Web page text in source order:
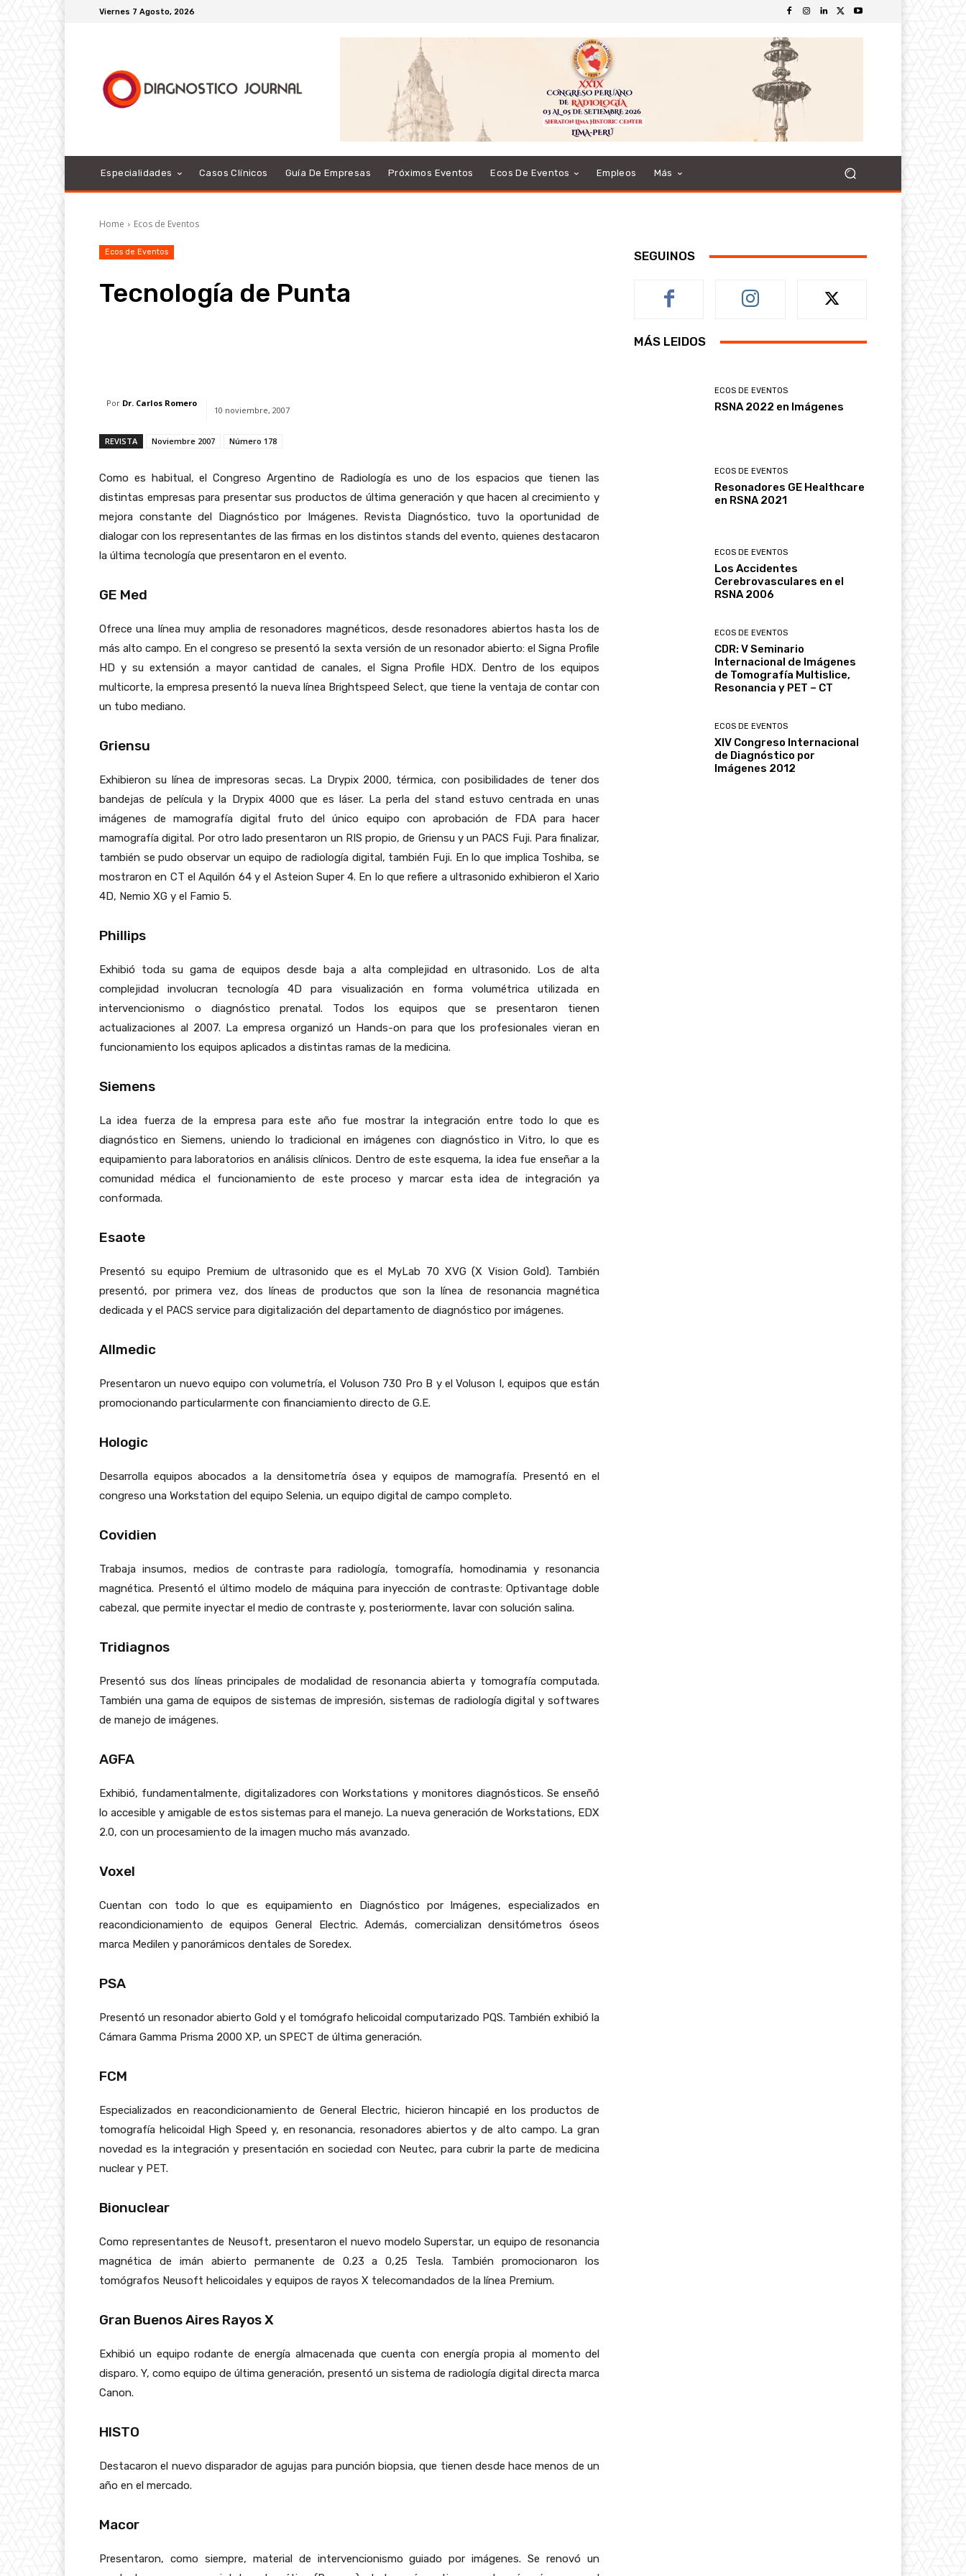
Viernes 7 Agosto, 2026
Especialidades Casos Clínicos Guía De Empresas Próximos Eventos Ecos De Eventos Empleos Más
Home Ecos de Eventos
Ecos de Eventos
Tecnología de Punta
Por Dr. Carlos Romero
10 noviembre, 2007
REVISTA Noviembre 2007 Número 178
Como es habitual, el Congreso Argentino de Radiología es uno de los espacios que tienen las
distintas empresas para presentar sus productos de última generación y que hacen al crecimiento y
mejora constante del Diagnóstico por Imágenes. Revista Diagnóstico, tuvo la oportunidad de
dialogar con los representantes de las firmas en los distintos stands del evento, quienes destacaron
la última tecnología que presentaron en el evento.
GE Med
Ofrece una línea muy amplia de resonadores magnéticos, desde resonadores abiertos hasta los de
más alto campo. En el congreso se presentó la sexta versión de un resonador abierto: el Signa Profile
HD y su extensión a mayor cantidad de canales, el Signa Profile HDX. Dentro de los equipos
multicorte, la empresa presentó la nueva línea Brightspeed Select, que tiene la ventaja de contar con
un tubo mediano.
Griensu
Exhibieron su línea de impresoras secas. La Drypix 2000, térmica, con posibilidades de tener dos
bandejas de película y la Drypix 4000 que es láser. La perla del stand estuvo centrada en unas
imágenes de mamografía digital fruto del único equipo con aprobación de FDA para hacer
mamografía digital. Por otro lado presentaron un RIS propio, de Griensu y un PACS Fuji. Para finalizar,
también se pudo observar un equipo de radiología digital, también Fuji. En lo que implica Toshiba, se
mostraron en CT el Aquilón 64 y el Asteion Super 4. En lo que refiere a ultrasonido exhibieron el Xario
4D, Nemio XG y el Famio 5.
Phillips
Exhibió toda su gama de equipos desde baja a alta complejidad en ultrasonido. Los de alta
complejidad involucran tecnología 4D para visualización en forma volumétrica utilizada en
intervencionismo o diagnóstico prenatal. Todos los equipos que se presentaron tienen
actualizaciones al 2007. La empresa organizó un Hands-on para que los profesionales vieran en
funcionamiento los equipos aplicados a distintas ramas de la medicina.
Siemens
La idea fuerza de la empresa para este año fue mostrar la integración entre todo lo que es
diagnóstico en Siemens, uniendo lo tradicional en imágenes con diagnóstico in Vitro, lo que es
equipamiento para laboratorios en análisis clínicos. Dentro de este esquema, la idea fue enseñar a la
comunidad médica el funcionamiento de este proceso y marcar esta idea de integración ya
conformada.
Esaote
Presentó su equipo Premium de ultrasonido que es el MyLab 70 XVG (X Vision Gold). También
presentó, por primera vez, dos líneas de productos que son la línea de resonancia magnética
dedicada y el PACS service para digitalización del departamento de diagnóstico por imágenes.
Allmedic
Presentaron un nuevo equipo con volumetría, el Voluson 730 Pro B y el Voluson I, equipos que están
promocionando particularmente con financiamiento directo de G.E.
Hologic
Desarrolla equipos abocados a la densitometría ósea y equipos de mamografía. Presentó en el
congreso una Workstation del equipo Selenia, un equipo digital de campo completo.
Covidien
Trabaja insumos, medios de contraste para radiología, tomografía, homodinamia y resonancia
magnética. Presentó el último modelo de máquina para inyección de contraste: Optivantage doble
cabezal, que permite inyectar el medio de contraste y, posteriormente, lavar con solución salina.
Tridiagnos
Presentó sus dos líneas principales de modalidad de resonancia abierta y tomografía computada.
También una gama de equipos de sistemas de impresión, sistemas de radiología digital y softwares
de manejo de imágenes.
AGFA
Exhibió, fundamentalmente, digitalizadores con Workstations y monitores diagnósticos. Se enseñó
lo accesible y amigable de estos sistemas para el manejo. La nueva generación de Workstations, EDX
2.0, con un procesamiento de la imagen mucho más avanzado.
Voxel
Cuentan con todo lo que es equipamiento en Diagnóstico por Imágenes, especializados en
reacondicionamiento de equipos General Electric. Además, comercializan densitómetros óseos
marca Medilen y panorámicos dentales de Soredex.
PSA
Presentó un resonador abierto Gold y el tomógrafo helicoidal computarizado PQS. También exhibió la
Cámara Gamma Prisma 2000 XP, un SPECT de última generación.
FCM
Especializados en reacondicionamiento de General Electric, hicieron hincapié en los productos de
tomografía helicoidal High Speed y, en resonancia, resonadores abiertos y de alto campo. La gran
novedad es la integración y presentación en sociedad con Neutec, para cubrir la parte de medicina
nuclear y PET.
Bionuclear
Como representantes de Neusoft, presentaron el nuevo modelo Superstar, un equipo de resonancia
magnética de imán abierto permanente de 0.23 a 0,25 Tesla. También promocionaron los
tomógrafos Neusoft helicoidales y equipos de rayos X telecomandados de la línea Premium.
Gran Buenos Aires Rayos X
Exhibió un equipo rodante de energía almacenada que cuenta con energía propia al momento del
disparo. Y, como equipo de última generación, presentó un sistema de radiología digital directa marca
Canon.
HISTO
Destacaron el nuevo disparador de agujas para punción biopsia, que tienen desde hace menos de un
año en el mercado.
Macor
Presentaron, como siempre, material de intervencionismo guiado por imágenes. Se renovó un
SEGUINOS
MÁS LEIDOS
ECOS DE EVENTOS
RSNA 2022 en Imágenes
ECOS DE EVENTOS
Resonadores GE Healthcare
en RSNA 2021
ECOS DE EVENTOS
Los Accidentes
Cerebrovasculares en el
RSNA 2006
ECOS DE EVENTOS
CDR: V Seminario
Internacional de Imágenes
de Tomografía Multislice,
Resonancia y PET – CT
ECOS DE EVENTOS
XIV Congreso Internacional
de Diagnóstico por
Imágenes 2012